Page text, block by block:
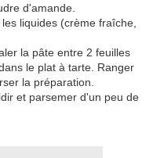
d'amande.
liquides (crème fraîche,
la pâte entre 2 feuilles
le plat à tarte. Ranger
la préparation.
et parsemer d'un peu de